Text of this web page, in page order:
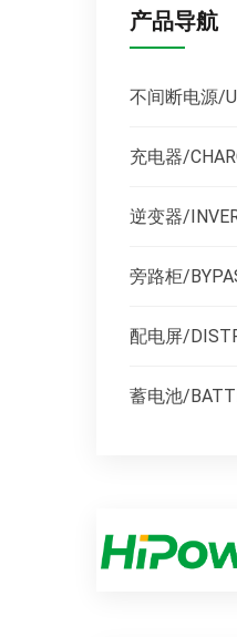
产品导航
不间断电源/
充电器/
逆变器/
旁路柜/
配电屏/
蓄电池/